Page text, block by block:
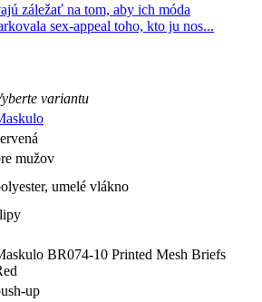
záležať na tom, aby ich móda
sex-appeal toho, kto ju nos...
variantu
mužov
umelé vlákno
BR074-10 Printed Mesh Briefs
up